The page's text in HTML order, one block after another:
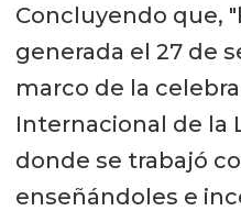
Concluyendo que,
generada el 27 de
marco de la
Internacional de la
donde se trabajó
enseñándoles e